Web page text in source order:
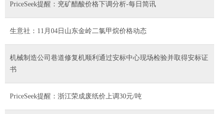
PriceSeek提醒：兖矿醋酸价格下调分析-每日简讯
生意社：11月04日山东金岭二氯甲烷价格动态
机械制造公司巷道修复机顺利通过安标中心现场检验并取得安标证
书
PriceSeek提醒：浙江荣成废纸价上调30元/吨